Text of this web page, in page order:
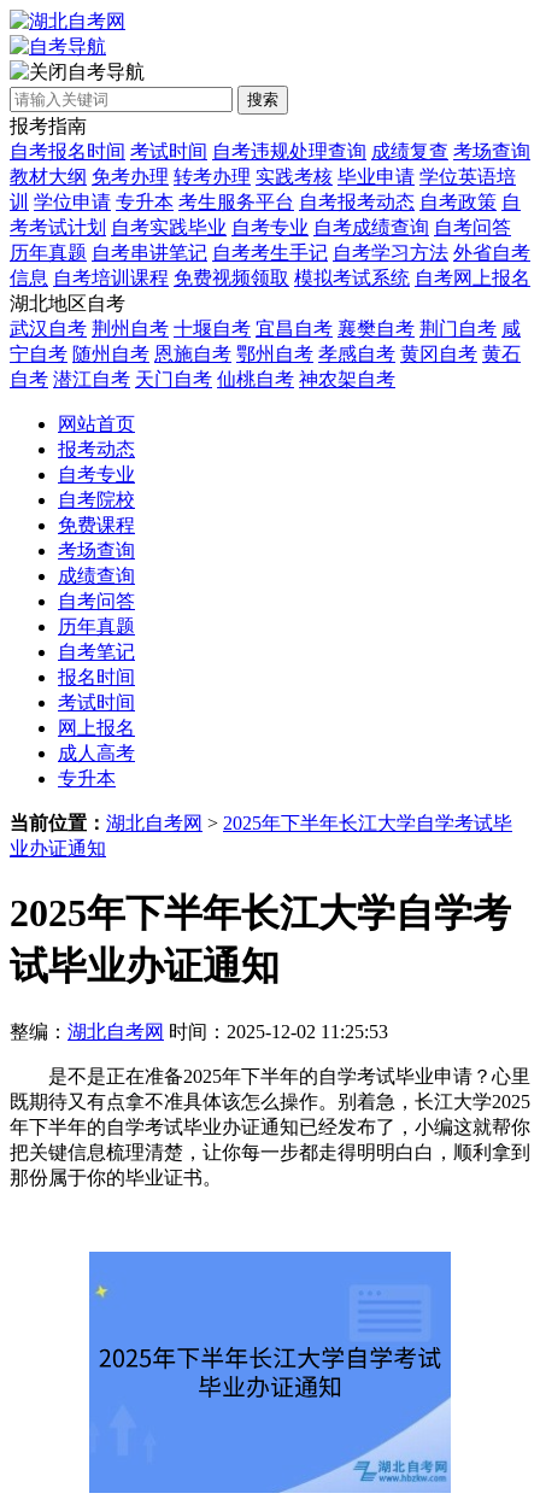
自考导航
搜索
报考指南
自考报名时间 考试时间 自考违规处理查询 成绩复查 考场查询
教材大纲 免考办理 转考办理 实践考核 毕业申请 学位英语培
训 学位申请 专升本 考生服务平台 自考报考动态 自考政策 自
考考试计划 自考实践毕业 自考专业 自考成绩查询 自考问答
历年真题 自考串讲笔记 自考考生手记 自考学习方法 外省自考
信息 自考培训课程 免费视频领取 模拟考试系统 自考网上报名
湖北地区自考
武汉自考 荆州自考 十堰自考 宜昌自考 襄樊自考 荆门自考 咸
宁自考 随州自考 恩施自考 鄂州自考 孝感自考 黄冈自考 黄石
自考 潜江自考 天门自考 仙桃自考 神农架自考
网站首页
报考动态
自考专业
自考院校
免费课程
考场查询
成绩查询
自考问答
历年真题
自考笔记
报名时间
考试时间
网上报名
成人高考
专升本
当前位置： 湖北自考网 > 2025年下半年长江大学自学考试毕
业办证通知
2025年下半年长江大学自学考
试毕业办证通知
整编： 湖北自考网 时间：2025-12-02 11:25:53
是不是正在准备2025年下半年的自学考试毕业申请？心里
既期待又有点拿不准具体该怎么操作。别着急，长江大学2025
年下半年的自学考试毕业办证通知已经发布了，小编这就帮你
把关键信息梳理清楚，让你每一步都走得明明白白，顺利拿到
那份属于你的毕业证书。